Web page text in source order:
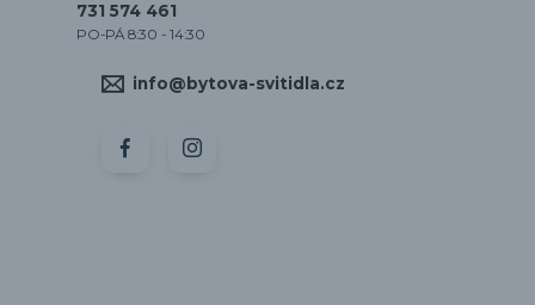
731 574 461
PO-PÁ 8:30 - 14:30
info@bytova-svitidla.cz